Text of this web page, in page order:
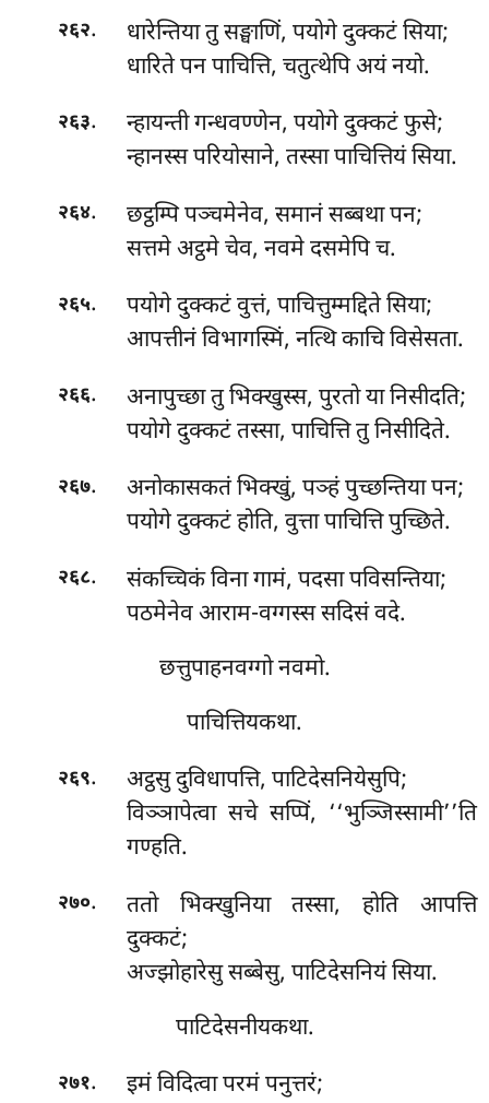
२६२.
धारेन्तिया तु सङ्घाणिं, पयोगे दुक्कटं सिया;
धारिते पन पाचित्ति, चतुत्थेपि अयं नयो.
२६३.
न्हायन्ती गन्धवण्णेन, पयोगे दुक्कटं फुसे;
न्हानस्स परियोसाने, तस्सा पाचित्तियं सिया.
२६४.
छट्ठम्पि पञ्चमेनेव, समानं सब्बथा पन;
सत्तमे अट्ठमे चेव, नवमे दसमेपि च.
२६५.
पयोगे दुक्कटं वुत्तं, पाचित्तुम्मद्दिते सिया;
आपत्तीनं विभागस्मिं, नत्थि काचि विसेसता.
२६६.
अनापुच्छा तु भिक्खुस्स, पुरतो या निसीदति;
पयोगे दुक्कटं तस्सा, पाचित्ति तु निसीदिते.
२६७.
अनोकासकतं भिक्खुं, पञ्हं पुच्छन्तिया पन;
पयोगे दुक्कटं होति, वुत्ता पाचित्ति पुच्छिते.
२६८.
संकच्चिकं विना गामं, पदसा पविसन्तिया;
पठमेनेव आराम-वग्गस्स सदिसं वदे.
छत्तुपाहनवग्गो नवमो.
पाचित्तियकथा.
२६९. अट्ठसुदुविधापत्ति, पाटिदेसनियेसुपि;
विञ्ञापेत्वा सचे सप्पिं, ‘‘भुञ्जिस्सामी’’ति
गण्हति.
२७०. ततो भिक्खुनिया तस्सा, होति आपत्ति
दुक्कटं;
अज्झोहारेसु सब्बेसु, पाटिदेसनियं सिया.
पाटिदेसनीयकथा.
२७१.
इमं विदित्वा परमं पनुत्तरं;